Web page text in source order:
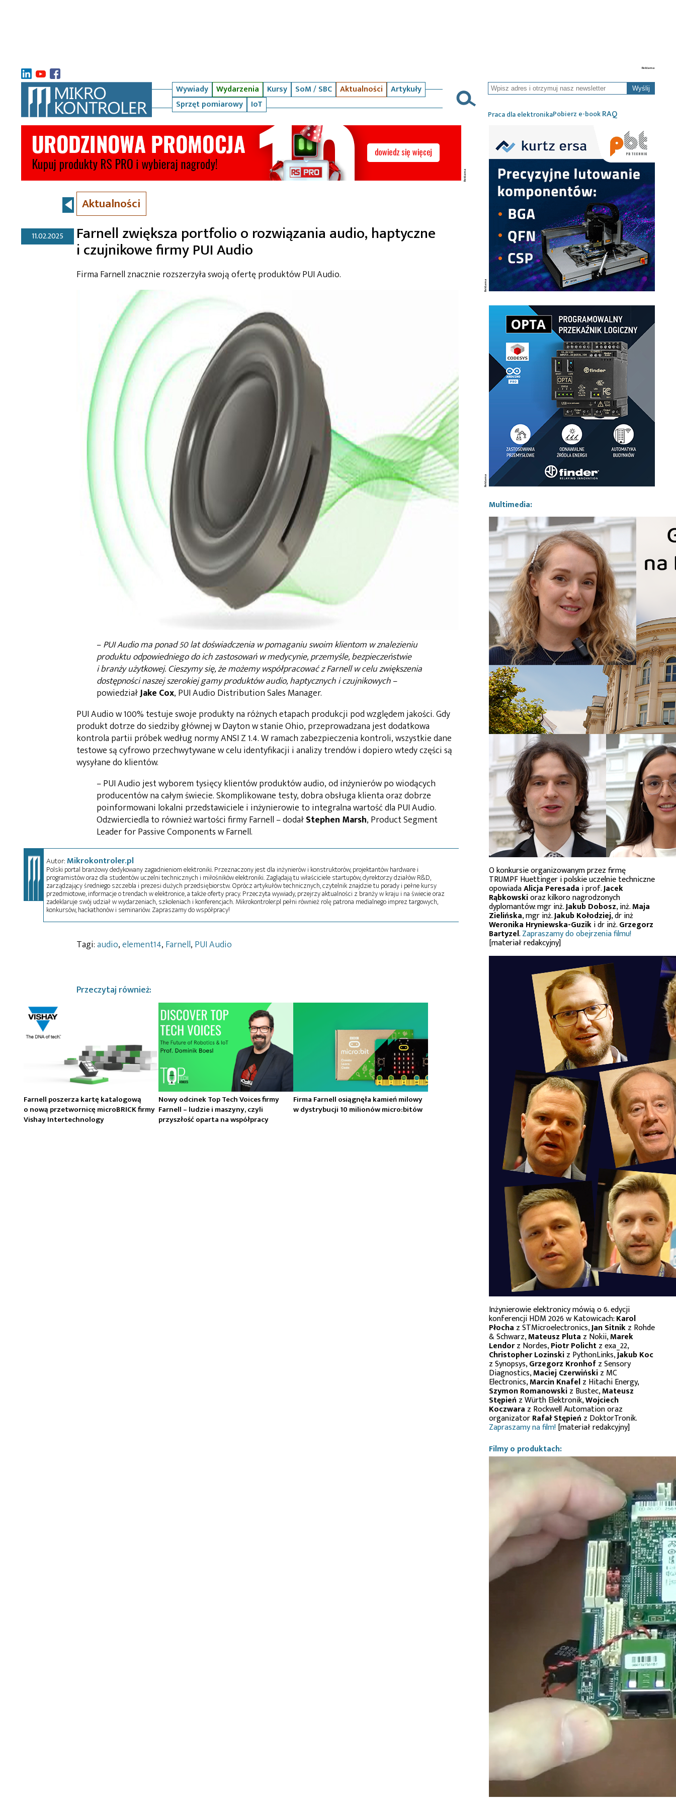
Wywiady Wydarzenia Kursy SoM / SBC Aktualności
Artykuły
Sprzęt pomiarowy
IoT
Wyślij
Praca dla elektronikaPobierz e-bookRAQ
Aktualności
11.02.2025 Farnell zwiększa portfolio o rozwiązania audio, haptyczne
i czujnikowe firmy PUI Audio
Firma Farnell znacznie rozszerzyła swoją ofertę produktów PUI Audio.
–PUI Audio ma ponad 50 lat doświadczenia w pomaganiu swoim klientom w znalezieniu
produktu odpowiedniego do ich zastosowań w medycynie, przemyśle, bezpieczeństwie
i branży użytkowej. Cieszymy się, że możemy współpracować z Farnell w celu zwiększenia
dostępności naszej szerokiej gamy produktów audio, haptycznych i czujnikowych–
powiedziałJake Cox, PUI Audio Distribution Sales Manager.
PUI Audio w 100% testuje swoje produkty na różnych etapach produkcji pod względem jakości. Gdy
produkt dotrze do siedziby głównej w Dayton w stanie Ohio, przeprowadzana jest dodatkowa
kontrola partii próbek według normy ANSI Z 1.4. W ramach zabezpieczenia kontroli, wszystkie dane
testowe są cyfrowo przechwytywane w celu identyfikacji i analizy trendów i dopiero wtedy części są
wysyłane do klientów.
– PUI Audio jest wyborem tysięcy klientów produktów audio, od inżynierów po wiodących
producentów na całym świecie. Skomplikowane testy, dobra obsługa klienta oraz dobrze
poinformowani lokalni przedstawiciele i inżynierowie to integralna wartość dla PUI Audio.
Odzwierciedla to również wartości firmy Farnell – dodałStephen Marsh, Product Segment
Leader for Passive Components w Farnell.
Autor:Mikrokontroler.pl
Polski portal branżowy dedykowany zagadnieniom elektroniki. Przeznaczony jest dla inżynierów i konstruktorów, projektantów hardware i
programistów oraz dla studentów uczelni technicznych i miłośników elektroniki. Zaglądają tu właściciele startupów, dyrektorzy działów R&D,
zarządzający średniego szczebla i prezesi dużych przedsiębiorstw. Oprócz artykułów technicznych, czytelnik znajdzie tu porady i pełne kursy
przedmiotowe, informacje o trendach w elektronice, a także oferty pracy. Przeczyta wywiady, przejrzy aktualności z branży w kraju i na świecie oraz
zadeklaruje swój udział w wydarzeniach, szkoleniach i konferencjach. Mikrokontroler.pl pełni również rolę patrona medialnego imprez targowych,
konkursów, hackathonów i seminariów. Zapraszamy do współpracy!
Tagi:audio,element14, Farnell, PUI Audio
Przeczytaj również:
Farnell poszerza kartę katalogową
o nową przetwornicę microBRICK firmy
Vishay Intertechnology
Nowy odcinek Top Tech Voices firmy
Farnell – ludzie i maszyny, czyli
przyszłość oparta na współpracy
Firma Farnell osiągnęła kamień milowy
w dystrybucji 10 milionów micro:bitów
Multimedia:
O konkursie organizowanym przez firmę
TRUMPF Huettinger i polskie uczelnie techniczne
opowiadaAlicja Peresada i prof.Jacek
Rąbkowskioraz kilkoro nagrodzonych
dyplomantów: mgr inż.Jakub Dobosz, inż.Maja
Zielińska, mgr inż.Jakub Kołodziej, dr inż
Weronika Hryniewska-Guziki dr inż.Grzegorz
Bartyzel.Zapraszamy do obejrzenia filmu!
[materiał redakcyjny]
Inżynierowie elektronicy mówią o 6. edycji
konferencji HDM 2026 w Katowicach:Karol
Płocha z STMicroelectronics,Jan Sitnikz Rohde
& Schwarz,Mateusz Pluta z Nokii,Marek
Lendorz Nordes,Piotr Polichtz exa_22,
Christopher Lozinskiz PythonLinks,Jakub Koc
z Synopsys,Grzegorz Kronhofz Sensory
Diagnostics,Maciej Czerwińskiz MC
Electronics,Marcin Knafelz Hitachi Energy,
Szymon Romanowskiz Bustec,Mateusz
Stępień z Würth Elektronik,Wojciech
Koczwara z Rockwell Automation oraz
organizatorRafał Stępień z DoktorTronik.
Zapraszamy na film![materiał redakcyjny]
Filmy o produktach: